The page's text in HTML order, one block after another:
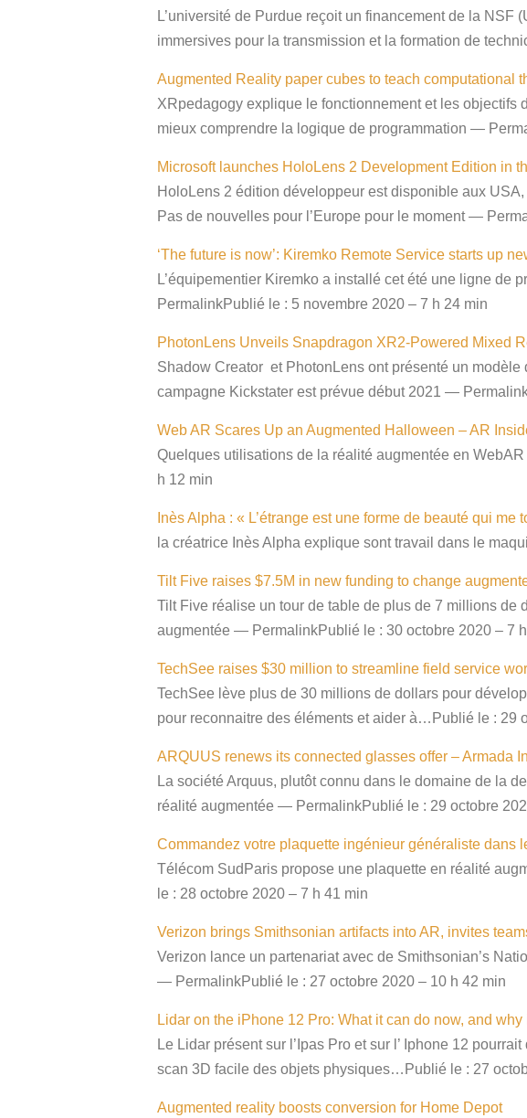
L’université de Purdue reçoit un financement de la
immersives pour la transmission et la formation de
Augmented Reality paper cubes to teach computational
XRpedagogy explique le fonctionnement et les objectifs
mieux comprendre la logique de programmation —
Microsoft launches HoloLens 2 Development Edition in
HoloLens 2 édition développeur est disponible aux
Pas de nouvelles pour l’Europe pour le moment —
‘The future is now’: Kiremko Remote Service starts up
L’équipementier Kiremko a installé cet été une ligne
PermalinkPublié le : 5 novembre 2020 – 7 h 24 min
PhotonLens Unveils Snapdragon XR2-Powered Mixed
Shadow Creator et PhotonLens ont présenté un
campagne Kickstater est prévue début 2021 —
Web AR Scares Up an Augmented Halloween – AR
Quelques utilisations de la réalité augmentée en
h 12 min
Inès Alpha : « L’étrange est une forme de beauté qui me
la créatrice Inès Alpha explique sont travail dans le
Tilt Five raises $7.5M in new funding to change
Tilt Five réalise un tour de table de plus de 7 millions
augmentée — PermalinkPublié le : 30 octobre 2020 – 7
TechSee raises $30 million to streamline field service
TechSee lève plus de 30 millions de dollars pour
pour reconnaitre des éléments et aider à…Publié le : 29
ARQUUS renews its connected glasses offer – Armada
La société Arquus, plutôt connu dans le domaine de la
réalité augmentée — PermalinkPublié le : 29 octobre
Commandez votre plaquette ingénieur généraliste dans
Télécom SudParis propose une plaquette en réalité
le : 28 octobre 2020 – 7 h 41 min
Verizon brings Smithsonian artifacts into AR, invites
Verizon lance un partenariat avec de Smithsonian’s
— PermalinkPublié le : 27 octobre 2020 – 10 h 42 min
Lidar on the iPhone 12 Pro: What it can do now, and
Le Lidar présent sur l’Ipas Pro et sur l’ Iphone 12
scan 3D facile des objets physiques…Publié le : 27
Augmented reality boosts conversion for Home Depot